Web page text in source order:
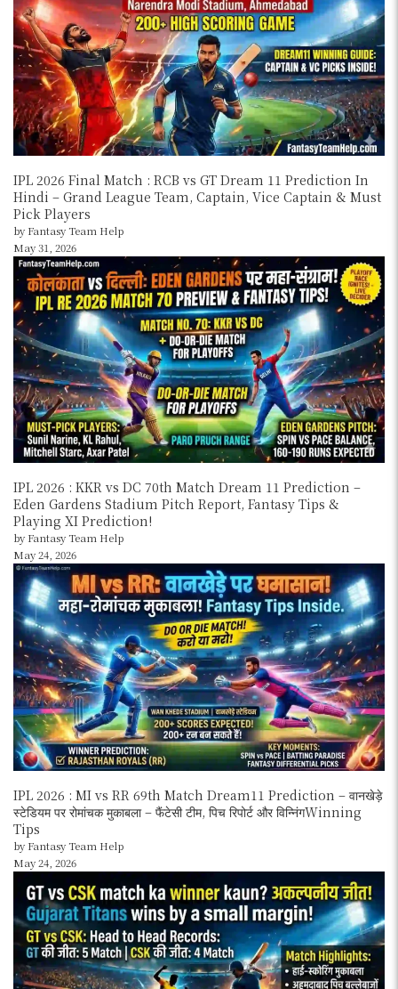
IPL 2026 Final Match : RCB vs GT Dream 11 Prediction In
Hindi – Grand League Team, Captain, Vice Captain & Must
Pick Players
by Fantasy Team Help
May 31, 2026
IPL 2026 : KKR vs DC 70th Match Dream 11 Prediction –
Eden Gardens Stadium Pitch Report, Fantasy Tips &
Playing XI Prediction!
by Fantasy Team Help
May 24, 2026
IPL 2026 : MI vs RR 69th Match Dream11 Prediction – वानखेड़े
स्टेडियम पर रोमांचक मुकाबला – फैंटेसी टीम, पिच रिपोर्ट और विन्निंगWinning
Tips
by Fantasy Team Help
May 24, 2026